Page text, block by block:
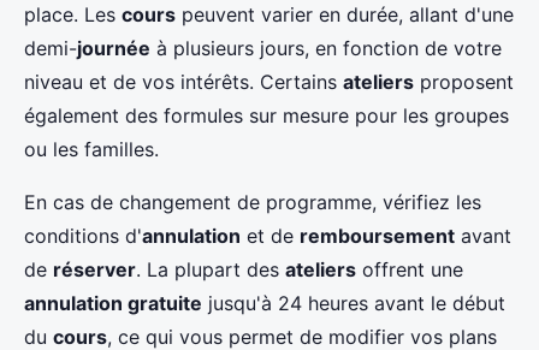
place. Les cours peuvent varier en durée, allant d'une
demi-journée à plusieurs jours, en fonction de votre
niveau et de vos intérêts. Certains ateliers proposent
également des formules sur mesure pour les groupes
ou les familles.
En cas de changement de programme, vérifiez les
conditions d'annulation et de remboursement avant
de réserver. La plupart des ateliers offrent une
annulation gratuite jusqu'à 24 heures avant le début
du cours, ce qui vous permet de modifier vos plans